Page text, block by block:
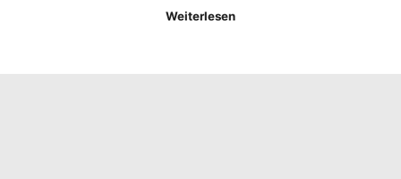
Weiterlesen